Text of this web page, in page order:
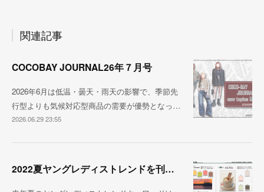
関連記事
COCOBAY JOURNAL26年７月号
2026年6月は低温・曇天・雨天の影響で、季節先
行型よりも気候対応型商品の需要が優勢となっ…
2026.06.29 23:55
2022夏ヤングレディストレンドを刊行しました！